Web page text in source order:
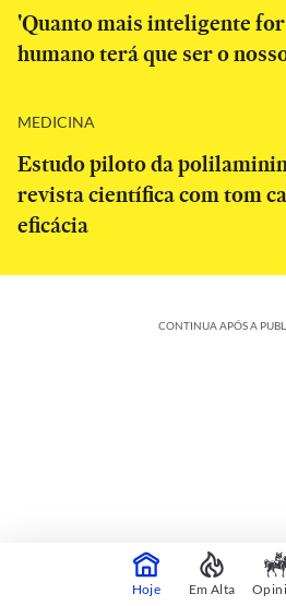
'Quanto mais inteligente
humano terá que ser o
MEDICINA
Estudo piloto da
revista científica com tom
eficácia
CONTINUA APÓS A
Colunistas
Hoje Em Alta